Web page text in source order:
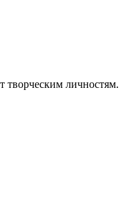
творческим личностям.